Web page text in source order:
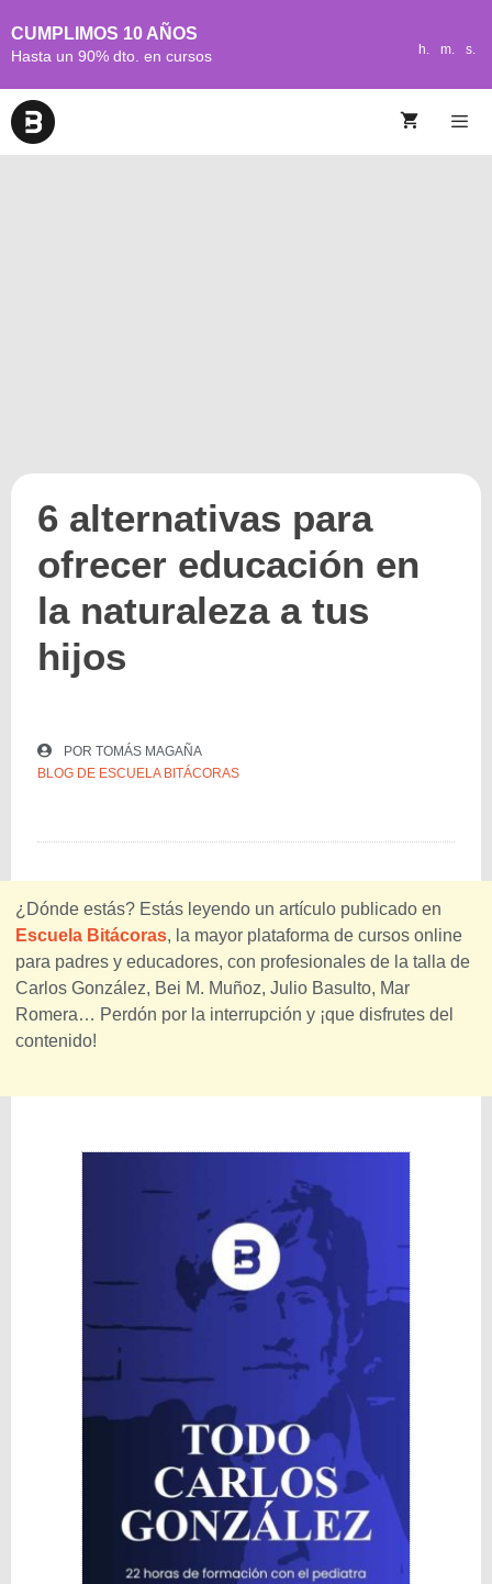
CUMPLIMOS 10 AÑOS
Hasta un 90% dto. en cursos h. m. s.
6 alternativas para
ofrecer educación en
la naturaleza a tus
hijos
POR TOMÁS MAGAÑA
BLOG DE ESCUELA BITÁCORAS
¿Dónde estás? Estás leyendo un artículo publicado en
Escuela Bitácoras, la mayor plataforma de cursos online
para padres y educadores, con profesionales de la talla de
Carlos González, Bei M. Muñoz, Julio Basulto, Mar
Romera… Perdón por la interrupción y ¡que disfrutes del
contenido!